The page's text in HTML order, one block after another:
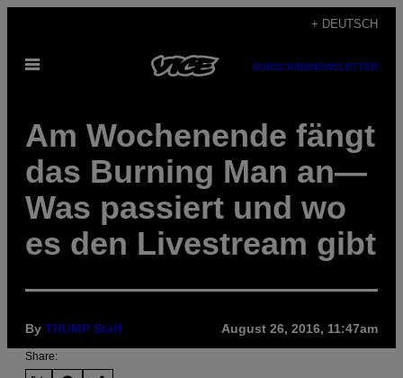
content
+ DEUTSCH
Open
SUBSCRIBENEWSLETTER
Am Wochenende fängt
das Burning Man an—
Was passiert und wo
es den Livestream gibt
By THUMP Staff August 26, 2016, 11:47am
Share: